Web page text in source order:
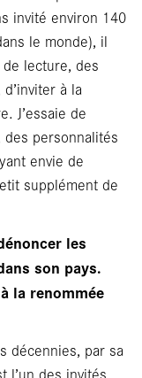
invité environ 140
le monde), il
lecture, des
à la
J’essaie de
personnalités
envie de
supplément de
les
son pays.
la renommée
décennies, par sa